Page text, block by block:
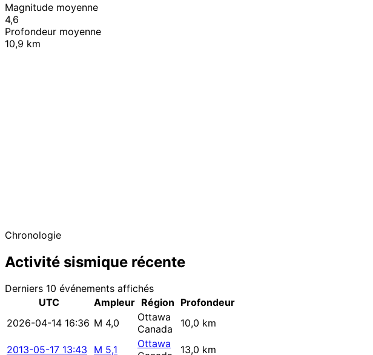
Magnitude moyenne
4,6
Profondeur moyenne
10,9 km
Chronologie
Activité sismique récente
Derniers 10 événements affichés
UTC
Ampleur Région Profondeur
2026-04-14 16:36 M 4,0
Ottawa
Canada
10,0 km
2013-05-17 13:43 M 5,1
Ottawa
13,0 km